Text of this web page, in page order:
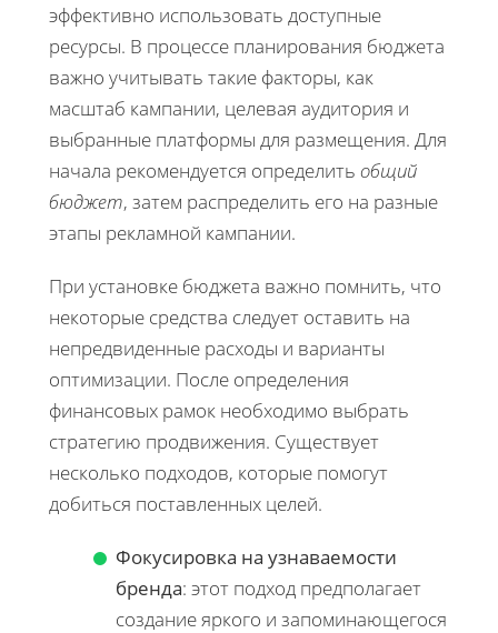
эффективно использовать доступные
ресурсы. В процессе планирования бюджета
важно учитывать такие факторы, как
масштаб кампании, целевая аудитория и
выбранные платформы для размещения. Для
начала рекомендуется определить общий
бюджет, затем распределить его на разные
этапы рекламной кампании.
При установке бюджета важно помнить, что
некоторые средства следует оставить на
непредвиденные расходы и варианты
оптимизации. После определения
финансовых рамок необходимо выбрать
стратегию продвижения. Существует
несколько подходов, которые помогут
добиться поставленных целей.
Фокусировка на узнаваемости
бренда: этот подход предполагает
создание яркого и запоминающегося